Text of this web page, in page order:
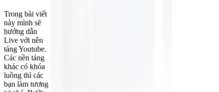
Trong bài viết
này mình sẽ
hướng dẫn
Live với nền
tảng Youtube.
Các nền tảng
khác có khóa
luồng thì các
bạn làm tương